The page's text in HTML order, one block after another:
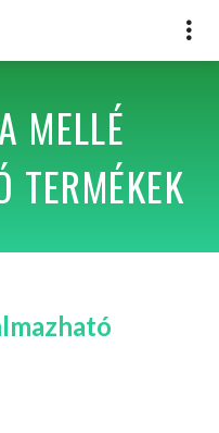
MELLÉ
TERMÉKEK